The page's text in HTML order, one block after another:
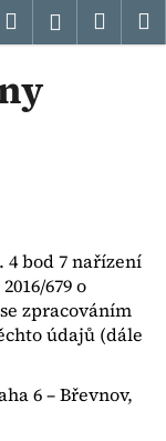
Hledat
4 bod 7 nařízení
679 o
zpracováním
údajů (dále
6 – Břevnov,